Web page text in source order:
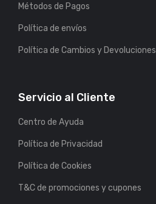
Métodos de Pagos
Política de envíos
Política de Cambios y Devoluciones
Servicio al Cliente
Centro de Ayuda
Política de Privacidad
Política de Cookies
T&C de promociones y cupones